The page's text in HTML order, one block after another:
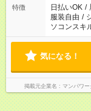
案内が難し
特徴 日払いOK /
服装自由 /
ソコンスキ
気になる！
掲載元企業名 マンパワ